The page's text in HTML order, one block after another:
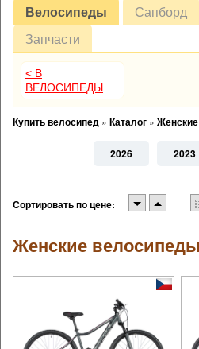
Велосипеды Сапборд
Запчасти
< В
ВЕЛОСИПЕДЫ
Купить велосипед » Каталог »
2026 2023
Сортировать по цене:
Женские